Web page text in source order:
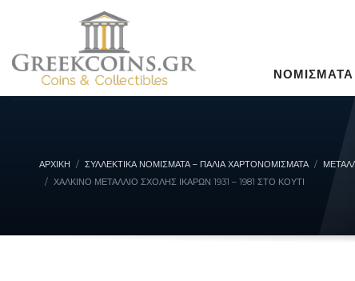
ΝΟΜΙΣΜΑΤΑ
ΑΡΧΙΚΉ ΣΥΛΛΕΚΤΙΚΆ ΝΟΜΊΣΜΑΤΑ – ΠΑΛΙΆ ΧΑΡΤΟΝΟΜΊΣΜΑΤΑ
ΧΆΛΚΙΝΟ ΜΕΤΆΛΛΙΟ ΣΧΟΛΉΣ ΙΚΆΡΩΝ 1931 – 1981 ΣΤΟ ΚΟΥΤΊ